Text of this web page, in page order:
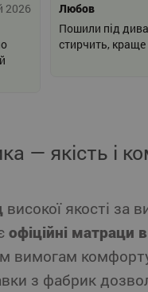
2026
Любов
Пошили під
стирчить, краще
— якість і
високої якості за
офіційні матраци
вимогам
з фабрик